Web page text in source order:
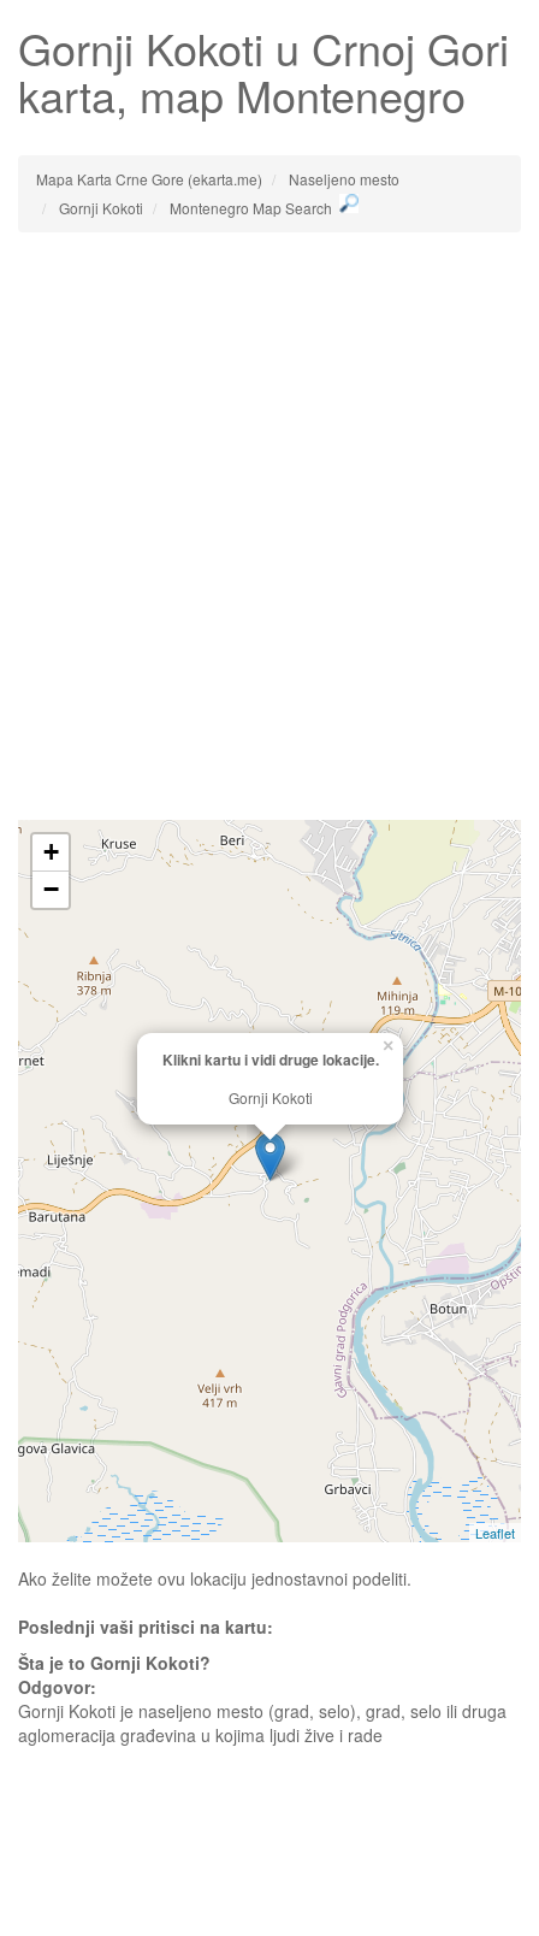
Gornji Kokoti u Crnoj Gori
karta, map Montenegro
Mapa Karta Crne Gore (ekarta.me)
Naseljeno mesto
Gornji Kokoti
Montenegro Map Search
Klikni kartu i vidi druge lokacije.
Gornji Kokoti
×
+
−
Leaflet
Ako želite možete ovu lokaciju jednostavnoi podeliti.
Poslednji vaši pritisci na kartu:
Šta je to Gornji Kokoti?
Odgovor:
Gornji Kokoti je naseljeno mesto (grad, selo), grad, selo ili druga
aglomeracija građevina u kojima ljudi žive i rade